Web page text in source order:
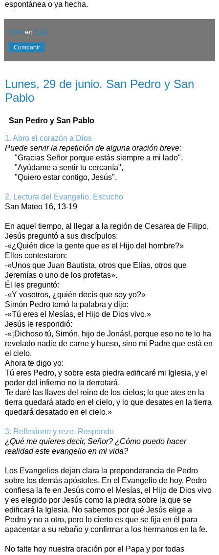
espontánea o ya hecha.
Satu en 0:00
Compartir
Lunes, 29 de junio. San Pedro y San
Pablo
San Pedro y San Pablo
1. Abro el corazón a Dios
Puede servir la repetición de alguna oración breve:
"Gracias Señor porque estás siempre a mi lado",
"Ayúdame a sentir tu cercanía",
"Quiero estar contigo, Jesús".
2. Lectura del Evangelio. Escucho
San Mateo 16, 13-19
En aquel tiempo, al llegar a la región de Cesarea de Filipo,
Jesús preguntó a sus discípulos:
-«¿Quién dice la gente que es el Hijo del hombre?»
Ellos contestaron:
-«Unos que Juan Bautista, otros que Elías, otros que
Jeremías o uno de los profetas».
Él les preguntó:
-«Y vosotros, ¿quién decís que soy yo?»
Simón Pedro tomó la palabra y dijo:
-«Tú eres el Mesías, el Hijo de Dios vivo.»
Jesús le respondió:
-«¡Dichoso tú, Simón, hijo de Jonás!, porque eso no te lo ha
revelado nadie de carne y hueso, sino mi Padre que está en
el cielo.
Ahora te digo yo:
Tú eres Pedro, y sobre esta piedra edificaré mi Iglesia, y el
poder del infierno no la derrotará.
Te daré las llaves del reino de los cielos; lo que ates en la
tierra quedará atado en el cielo, y lo que desates en la tierra
quedará desatado en el cielo.»
3. Reflexiono y rezo. Respondo
¿Qué me quieres decir, Señor? ¿Cómo puedo hacer
realidad este evangelio en mi vida?
Los Evangelios dejan clara la preponderancia de Pedro
sobre los demás apóstoles. En el Evangelio de hoy, Pedro
confiesa la fe en Jesús como el Mesías, el Hijo de Dios vivo
y es elegido por Jesús como la piedra sobre la que se
edificará la Iglesia. No sabemos por qué Jesús elige a
Pedro y no a otro, pero lo cierto es que se fija en él para
apacentar a su rebaño y confirmar a los hermanos en la fe.
No falte hoy nuestra oración por el Papa y por todas